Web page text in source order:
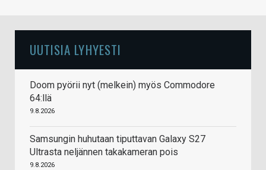
UUTISIA LYHYESTI
Doom pyörii nyt (melkein) myös Commodore
64:llä
9.8.2026
Samsungin huhutaan tiputtavan Galaxy S27
Ultrasta neljännen takakameran pois
9.8.2026